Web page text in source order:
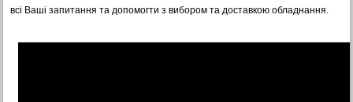
всі Ваші запитання та допомогти з вибором та доставкою обладнання.